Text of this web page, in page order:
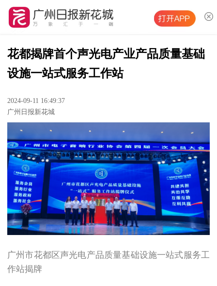
花都揭牌首个声光电产业产品质量基础
设施一站式服务工作站
2024-09-11 16:49:37
广州日报新花城
广州市花都区声光电产品质量基础设施一站式服务工
作站揭牌